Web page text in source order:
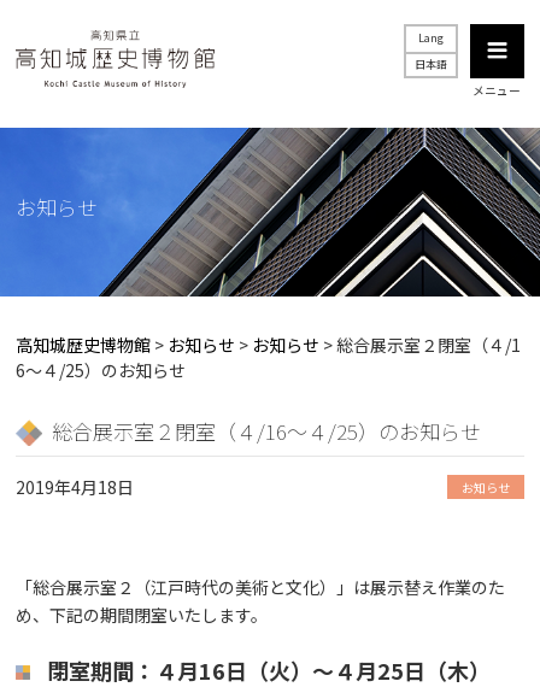
Lang
日本語
メニュー
お知らせ
高知城歴史博物館 > お知らせ > お知らせ >総合展示室２閉室（４/1
6～４/25）のお知らせ
総合展示室２閉室（４/16～４/25）のお知らせ
2019年4月18日 お知らせ
「総合展示室２（江戸時代の美術と文化）」は展示替え作業のた
め、下記の期間閉室いたします。
閉室期間：４月16日（火）～４月25日（木）